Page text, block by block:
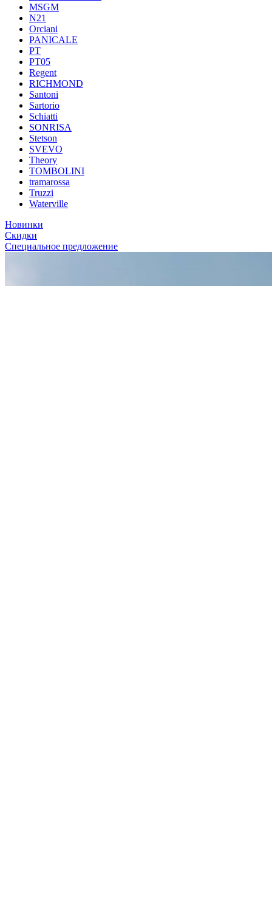
MSGM
N21
Orciani
PANICALE
PT
PT05
Regent
RICHMOND
Santoni
Sartorio
Schiatti
SONRISA
Stetson
SVEVO
Theory
TOMBOLINI
tramarossa
Truzzi
Waterville
Новинки
Скидки
Специальное предложение